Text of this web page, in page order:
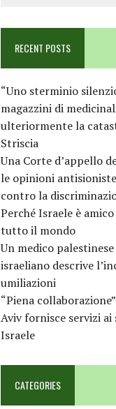
RECENT POSTS
“Uno sterminio
magazzini di
ulteriormente la
Striscia
Una Corte d’appello
le opinioni
contro la
Perché Israele è
tutto il mondo
Un medico
israeliano descrive
umiliazioni
“Piena
Aviv fornisce servizi
Israele
CATEGORIES